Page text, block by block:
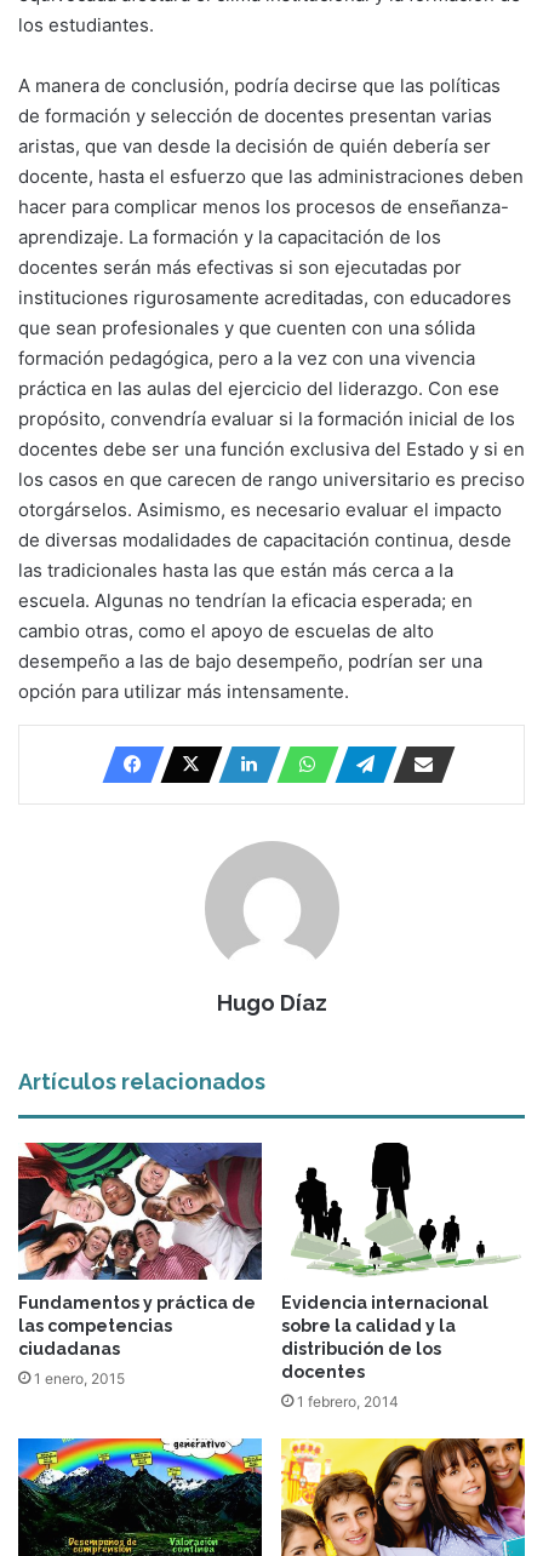
los estudiantes.
A manera de conclusión, podría decirse que las políticas
de formación y selección de docentes presentan varias
aristas, que van desde la decisión de quién debería ser
docente, hasta el esfuerzo que las administraciones deben
hacer para complicar menos los procesos de enseñanza-
aprendizaje. La formación y la capacitación de los
docentes serán más efectivas si son ejecutadas por
instituciones rigurosamente acreditadas, con educadores
que sean profesionales y que cuenten con una sólida
formación pedagógica, pero a la vez con una vivencia
práctica en las aulas del ejercicio del liderazgo. Con ese
propósito, convendría evaluar si la formación inicial de los
docentes debe ser una función exclusiva del Estado y si en
los casos en que carecen de rango universitario es preciso
otorgárselos. Asimismo, es necesario evaluar el impacto
de diversas modalidades de capacitación continua, desde
las tradicionales hasta las que están más cerca a la
escuela. Algunas no tendrían la eficacia esperada; en
cambio otras, como el apoyo de escuelas de alto
desempeño a las de bajo desempeño, podrían ser una
opción para utilizar más intensamente.
Hugo Díaz
Artículos relacionados
Fundamentos y práctica de
las competencias
ciudadanas
1 enero, 2015
Evidencia internacional
sobre la calidad y la
distribución de los
docentes
1 febrero, 2014